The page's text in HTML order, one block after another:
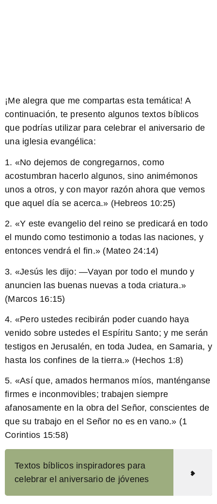
¡Me alegra que me compartas esta temática! A
continuación, te presento algunos textos bíblicos
que podrías utilizar para celebrar el aniversario de
una iglesia evangélica:
1. «No dejemos de congregarnos, como
acostumbran hacerlo algunos, sino animémonos
unos a otros, y con mayor razón ahora que vemos
que aquel día se acerca.» (Hebreos 10:25)
2. «Y este evangelio del reino se predicará en todo
el mundo como testimonio a todas las naciones, y
entonces vendrá el fin.» (Mateo 24:14)
3. «Jesús les dijo: —Vayan por todo el mundo y
anuncien las buenas nuevas a toda criatura.»
(Marcos 16:15)
4. «Pero ustedes recibirán poder cuando haya
venido sobre ustedes el Espíritu Santo; y me serán
testigos en Jerusalén, en toda Judea, en Samaria, y
hasta los confines de la tierra.» (Hechos 1:8)
5. «Así que, amados hermanos míos, manténganse
firmes e inconmovibles; trabajen siempre
afanosamente en la obra del Señor, conscientes de
que su trabajo en el Señor no es en vano.» (1
Corintios 15:58)
Textos bíblicos inspiradores para
celebrar el aniversario de jóvenes